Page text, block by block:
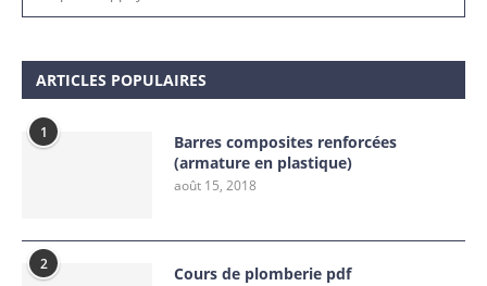
ARTICLES POPULAIRES
1
Barres composites renforcées
(armature en plastique)
août 15, 2018
2 Cours de plomberie pdf